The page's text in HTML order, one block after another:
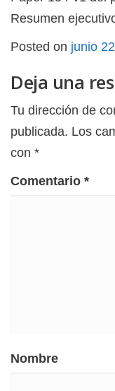
Resumen
Posted on junio
Deja una
Tu dirección de
publicada. Los
con *
Comentario *
Nombre